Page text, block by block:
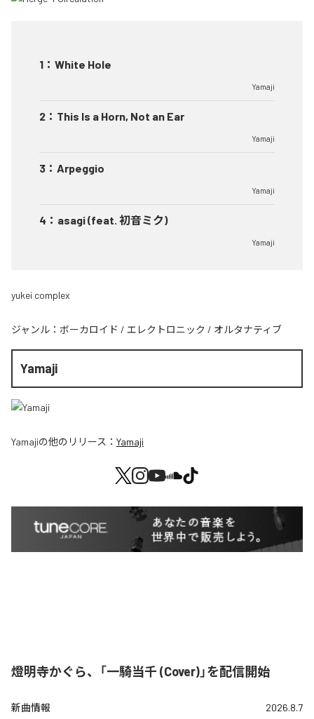
1 ： White Hole
Yamaji
2 ： This Is a Horn, Not an Ear
Yamaji
3 ： Arpeggio
Yamaji
4 ： asagi (feat. 初音ミク)
Yamaji
yukei complex
ジャンル： ボーカロイド / エレクトロニック / オルタナティブ
Yamaji
Yamajiの他のリリース： Yamaji
燈明寺かぐら、「一騎当千 (Cover)」を配信開始
新曲情報 2026.8.7